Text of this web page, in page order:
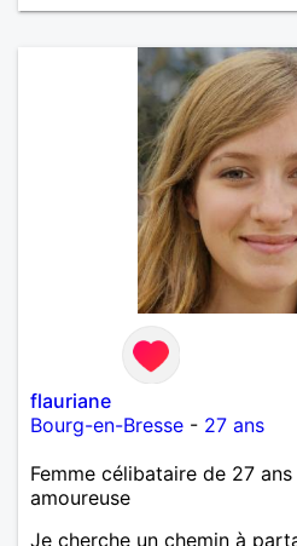
flauriane
Bourg-en-Bresse - 27 ans
Femme célibataire de 27
amoureuse
Je cherche un chemin à